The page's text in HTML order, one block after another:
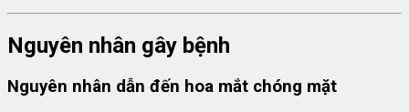
Nguyên nhân gây bệnh
Nguyên nhân dẫn đến hoa mắt chóng mặt